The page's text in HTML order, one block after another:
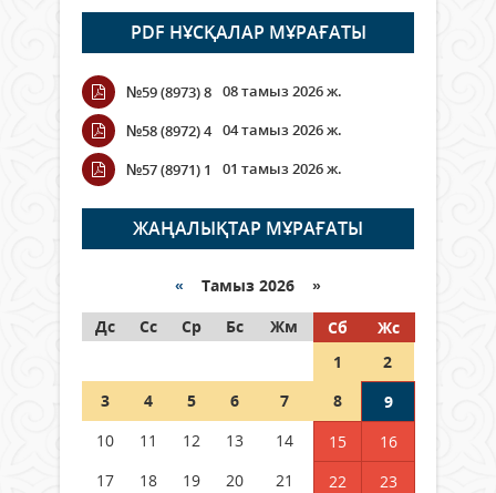
Open Air: Қызылорда облысы
полиция департаменті 20
мыңнан астам көрерменнің
қауіпсіздігін қамтамасыз етті
06 тамыз 2026 ж.
Wi-Fi ҚАБЫРҒА АРҚЫЛЫ ҚАЛАЙ
ӨТЕДІ?
06 тамыз 2026 ж. 276
граждане Казахстана,
05 тамыз 2026 ж. 158
Шетелде жүрген Қазақстан
азаматтары қалай дауыс бере
PDF НҰСҚАЛАР МҰРАҒАТЫ
№59 (8973) 8 08 тамыз 2026 ж.
№58 (8972) 4 04 тамыз 2026 ж.
№57 (8971) 1
01 тамыз 2026 ж.
ЖАҢАЛЫҚТАР МҰРАҒАТЫ
« Тамыз 2026 »
Дс
Сс Ср Бс Жм Сб
Жс
1
2
3
4 5 6 7 8
9
10
11 12 13 14 15
16
17
18 19 20 21 22
23